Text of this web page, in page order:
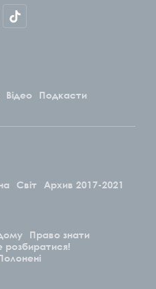
Відео
Подкасти
Світ Архив 2017-2021
Право знати
розбиратися!